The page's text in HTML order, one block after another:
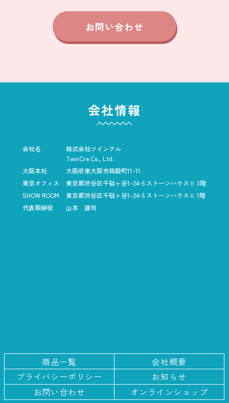
お問い合わせ
会社情報
会社名
株式会社ツインクル
TwinCre Co., Ltd.
大阪本社
大阪府東大阪市箱殿町11-11
東京オフィス
東京都渋谷区千駄ヶ谷1-24-5 ストーンハウスⅡ 3階
SHOW ROOM
東京都渋谷区千駄ヶ谷1-24-5 ストーンハウスⅡ 1階
代表取締役
山本 謙司
商品一覧
会社概要
プライバシーポリシー
お知らせ
お問い合わせ
オンラインショップ